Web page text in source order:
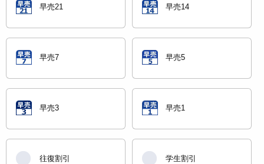
早売21 早売14
早売7 早売5
早売3 早売1
往復割引 学生割引